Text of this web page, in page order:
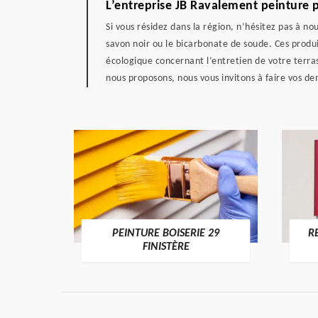
L’entreprise JB Ravalement
Si vous résidez dans la région, n’hésitez pas à
savon noir ou le bicarbonate de soude. Ces
écologique concernant l’entretien de votre
nous proposons, nous vous invitons à faire vos
PEINTURE BOISERIE 29
FINISTÈRE